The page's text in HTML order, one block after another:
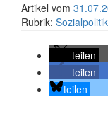
Artikel vom
Rubrik: Sozialpolitik
teilen
teilen
teilen